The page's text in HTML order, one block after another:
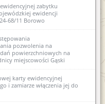
zabytku
ewidencji
68/11 Borowo
pozwolenia na
powierzchniowych na
miejscowości Gąski
karty ewidencyjnej
i zamiarze włączenia jej do